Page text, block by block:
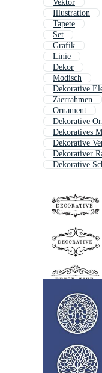
Vektor
Illustration
Tapete
Set
Grafik
Linie
Dekor
Modisch
Dekorative
Zierrahmen
Ornament
Dekorative
Dekoratives
Dekorative
Dekorativer
Dekorative